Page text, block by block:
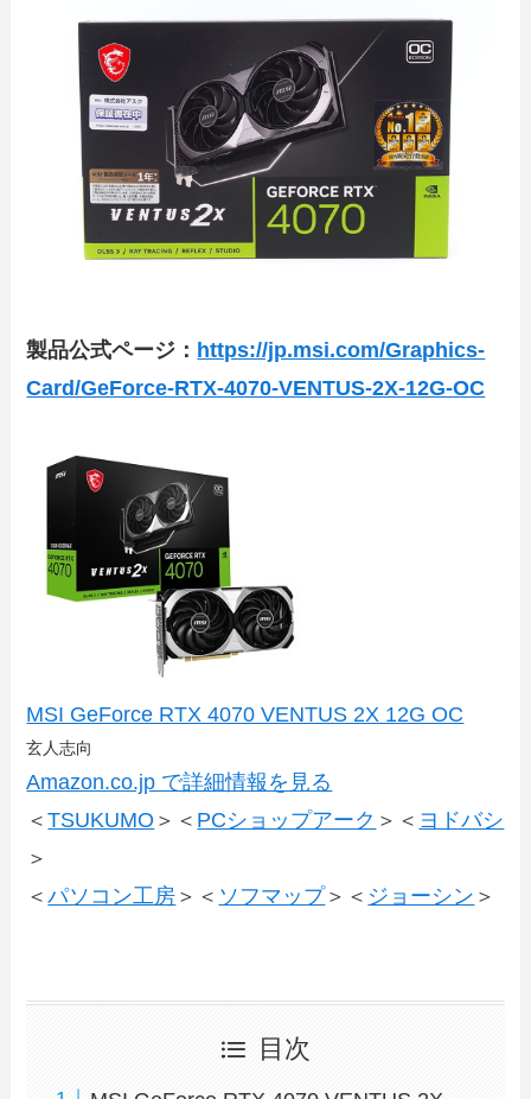
製品公式ページ： https://jp.msi.com/Graphics-
Card/GeForce-RTX-4070-VENTUS-2X-12G-OC
MSI GeForce RTX 4070 VENTUS 2X 12G OC
玄人志向
Amazon.co.jp で詳細情報を見る
＜TSUKUMO ＞＜ PCショップアーク ＞＜ ヨドバシ
＞
＜パソコン工房 ＞＜ ソフマップ＞＜ ジョーシン ＞
目次